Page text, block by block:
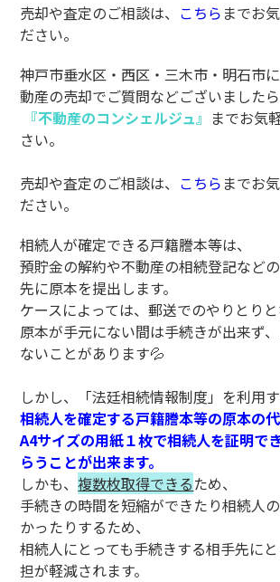
売却や査定のご相談は、 こちら までお
ださい。
神戸市垂水区・西区・三木市・明石市
動産の売却でご質問などございましたら
『不動産のコンシェルジュ』 までお気
さい。
売却や査定のご相談は、 こちら までお
ださい。
相続人が確定できる戸籍謄本等は、
預貯金の解約や不動産の相続登記など
先に原本を提出します。
ケースによっては、郵送でのやりとりと
原本が手元にない間は手続きが出来ず
ないことがあります💦
しかし、「法廷相続情報制度」を利用す
相続人を確定する戸籍謄本等の原本の代
A4サイズの用紙１枚で相続人を証明で
らうことが出来ます。
しかも、複数枚取得できるため、
手続きの時間を短縮ができたり相続人
かったりするため、
相続人にとっても手続きする相手先に
担が軽減されます。